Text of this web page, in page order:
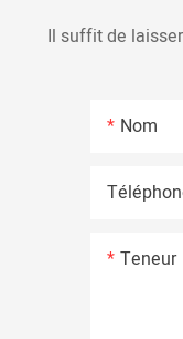
Il suffit de
Nom
Teneur